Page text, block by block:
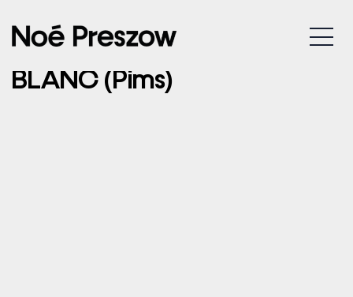
MENU
ESPACE CULTUREL JEAN
BLANC (Pims)